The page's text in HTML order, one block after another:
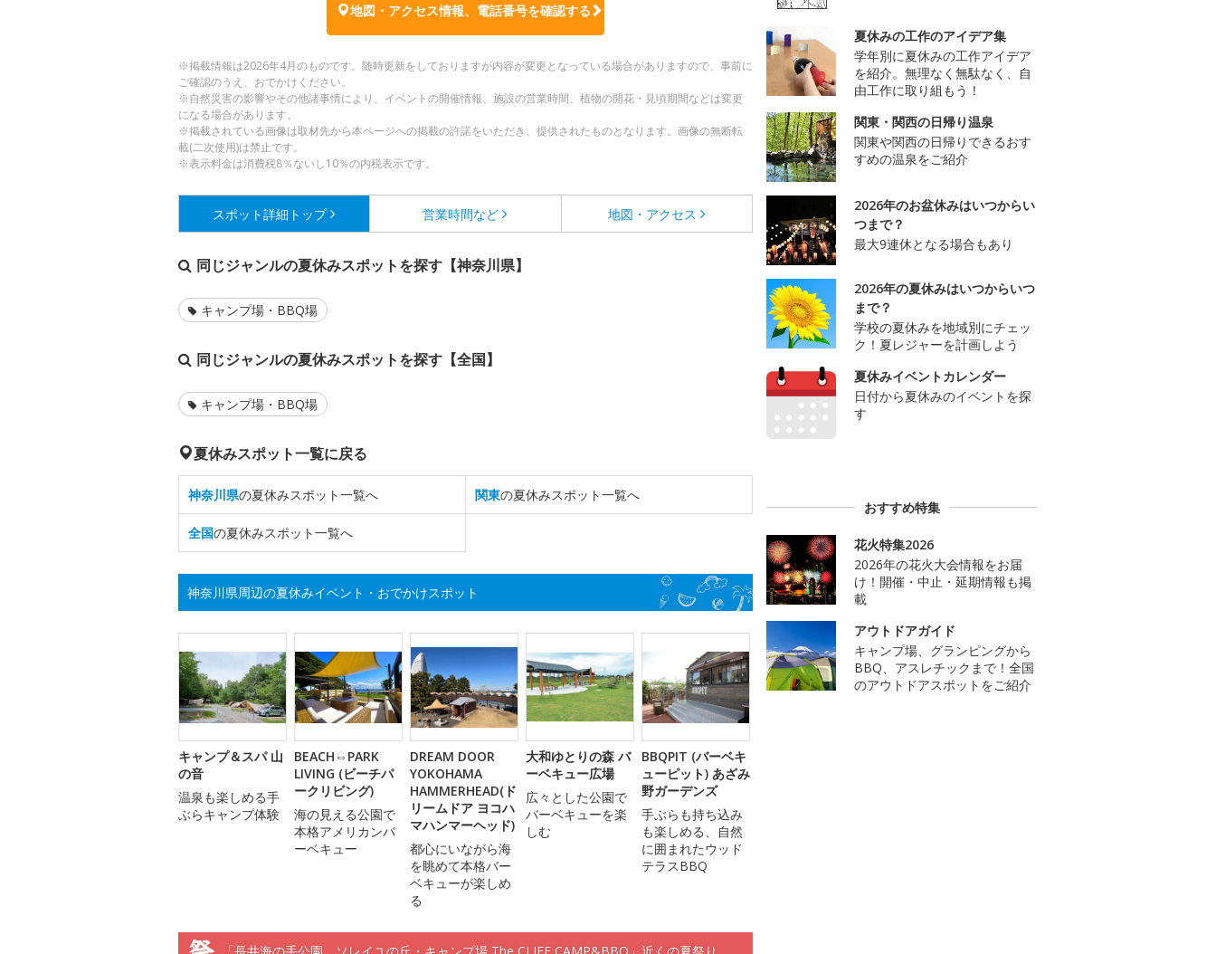
地図・アクセス情報、電話番号を確認する
※掲載情報は2026年4月のものです。随時更新をしておりますが内容が変更となっている場合がありますので、事前に
ご確認のうえ、おでかけください。
※自然災害の影響やその他諸事情により、イベントの開催情報、施設の営業時間、植物の開花・見頃期間などは変更
になる場合があります。
※掲載されている画像は取材先から本ページへの掲載の許諾をいただき、提供されたものとなります。画像の無断転
載(二次使用)は禁止です。
※表示料金は消費税8％ないし10％の内税表示です。
スポット詳細 トップ 営業時間など 地図・アクセス
同じジャンルの夏休みスポットを探す【神奈川県】
キャンプ場・BBQ場
同じジャンルの夏休みスポットを探す【全国】
キャンプ場・BBQ場
夏休みスポット一覧に戻る
神奈川県の夏休みスポット一覧へ 関東の夏休みスポット一覧へ
全国の夏休みスポット一覧へ
神奈川県周辺の夏休みイベント・おでかけスポット
キャンプ＆スパ 山
の音
温泉も楽しめる手
ぶらキャンプ体験
BEACH⇔PARK
LIVING (ビーチパ
ークリビング)
海の見える公園で
本格アメリカンバ
ーベキュー
DREAM DOOR
YOKOHAMA
HAMMERHEAD(ド
リームドア ヨコハ
マハンマーヘッド)
都心にいながら海
を眺めて本格バー
ベキューが楽しめ
る
大和ゆとりの森 バ
ーベキュー広場
広々とした公園で
バーベキューを楽
しむ
BBQPIT (バーベキ
ューピット) あざみ
野ガーデンズ
手ぶらも持ち込み
も楽しめる、自然
に囲まれたウッド
テラスBBQ
夏休みの工作のアイデア集
学年別に夏休みの工作アイデア
を紹介。無理なく無駄なく、自
由工作に取り組もう！
関東・関西の日帰り温泉
関東や関西の日帰りできるおす
すめの温泉をご紹介
2026年のお盆休みはいつからい
つまで？
最大9連休となる場合もあり
2026年の夏休みはいつからいつ
まで？
学校の夏休みを地域別にチェッ
ク！夏レジャーを計画しよう
夏休みイベントカレンダー
日付から夏休みのイベントを探
す
おすすめ特集
花火特集2026
2026年の花火大会情報をお届
け！開催・中止・延期情報も掲
載
アウトドアガイド
キャンプ場、グランピングから
BBQ、アスレチックまで！全国
のアウトドアスポットをご紹介